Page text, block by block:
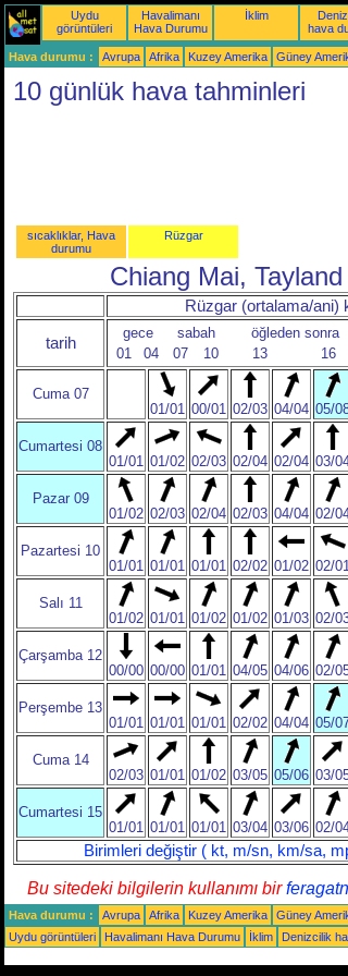
Uydu
görüntüleri
Havalimanı
Hava Durumu
İklim
hava
Hava durumu : Avrupa Afrika Kuzey Amerika Güney
10 günlük hava tahminleri
sıcaklıklar, Hava
durumu
Rüzgar
Chiang Mai, Tayland
Rüzgar (ortalama/ani)
tarih
gece sabah öğleden sonra
01
04 07 10 13 16
Cuma 07
01/01 00/01 02/03 04/04 05/
Cumartesi 08
01/01 01/02 02/03 02/04 02/04 03/
Pazar 09
01/02 02/03 02/04 02/03 04/04 02/
Pazartesi 10
01/01 01/01 01/01 02/02 01/02 02/
Salı 11
01/02 01/01 01/02 01/02 01/03 02/
Çarşamba 12
00/00 00/00 01/01 04/05 04/06 02/
Perşembe 13
01/01 01/01 01/01 02/02 04/04 05/
Cuma 14
02/03 01/01 01/02 03/05 05/06 03/
Cumartesi 15
01/01 01/01 01/01 03/04 03/06 02/
Birimleri değiştir ( kt, m/sn, km/sa,
Bu sitedeki bilgilerin kullanımı bir
Hava durumu : Avrupa Afrika Kuzey Amerika Güney
Uydu görüntüleri
Havalimanı Hava Durumu İklim Denizcilik